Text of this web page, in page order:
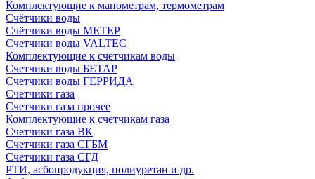
Комплектующие к манометрам, термометрам
Счётчики воды
Счётчики воды МЕТЕР
Счетчики воды VALTEC
Комплектующие к счетчикам воды
Счетчики воды БЕТАР
Счетчики воды ГЕРРИДА
Счетчики газа
Счетчики газа прочее
Комплектующие к счетчикам газа
Счетчики газа ВК
Счетчики газа СГБМ
Счетчики газа СГД
РТИ, асбопродукция, полиуретан и др.